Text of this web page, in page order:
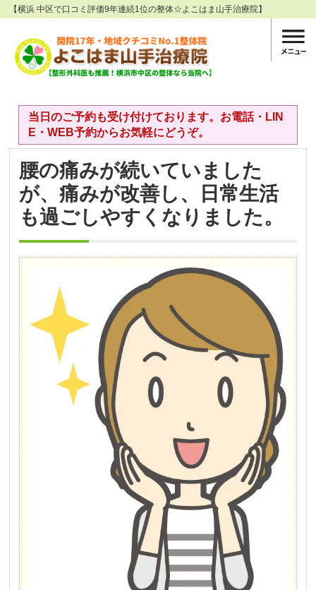
【横浜 中区で口コミ評価9年連続1位の整体☆よこはま山手治療院】
当日のご予約も受け付けております。お電話・LIN
E・WEB予約からお気軽にどうぞ。
腰の痛みが続いていました
が、痛みが改善し、日常生活
も過ごしやすくなりました。